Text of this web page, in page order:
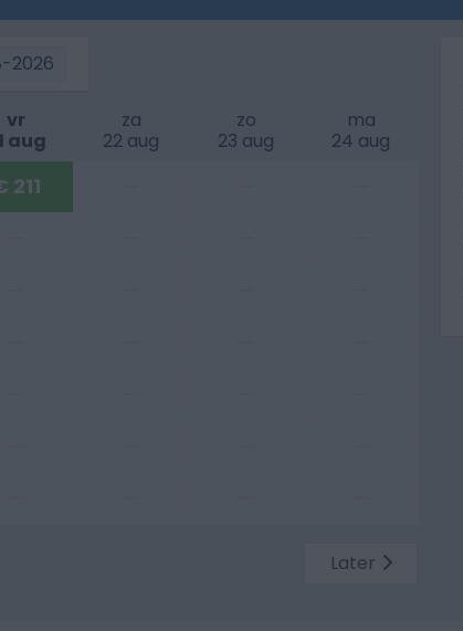
2026
vr
aug
za
22 aug
zo
23 aug
ma
24 aug
211
Later